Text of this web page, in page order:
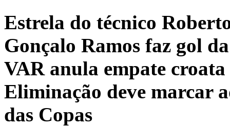
Estrela do técnico
Gonçalo Ramos faz gol
VAR anula empate
Eliminação deve marcar
das Copas